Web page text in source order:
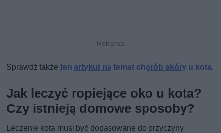
Sprawdź takżeten artykuł na temat chorób skóry u kota.
Jak leczyć ropiejące oko u kota?
Czy istnieją domowe sposoby?
Leczenie kota musi być dopasowane do przyczyny